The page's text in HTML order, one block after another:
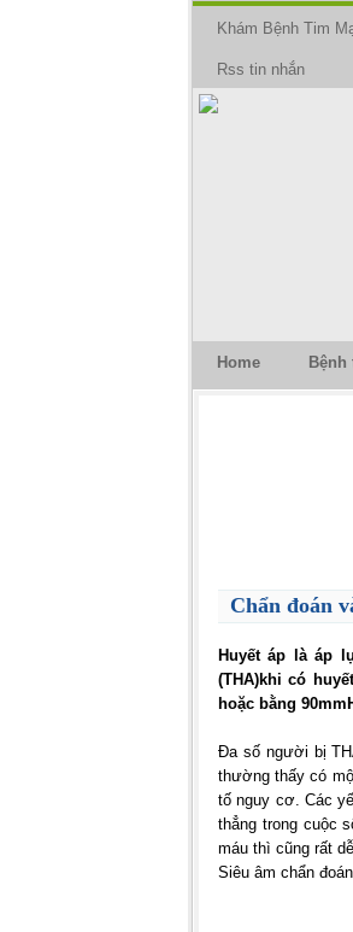
Khám Bệnh Tim
Rss tin nhắn
Home Bệnh
Chẩn đoán
Huyết áp là áp
(THA)khi có
hoặc bằng
Đa số người bị
thường thấy có
tố nguy cơ. Các
thẳng trong cuộc
máu thì cũng rất
Siêu âm chẩn